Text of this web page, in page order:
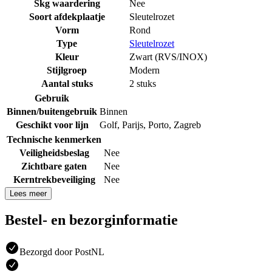
Skg waardering
Nee
Soort afdekplaatje
Sleutelrozet
Vorm
Rond
Type
Sleutelrozet
Kleur
Zwart (RVS/INOX)
Stijlgroep
Modern
Aantal stuks
2 stuks
Gebruik
Binnen/buitengebruik Binnen
Geschikt voor lijn
Golf, Parijs, Porto, Zagreb
Technische kenmerken
Veiligheidsbeslag
Nee
Zichtbare gaten
Nee
Kerntrekbeveiliging
Nee
Lees meer
Bestel- en bezorginformatie
Bezorgd door PostNL